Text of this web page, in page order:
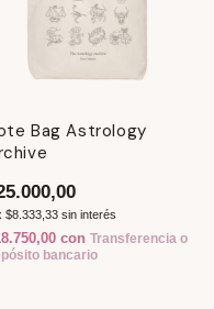
Bag Astrology
$8.333,33 sin interés
con Transferencia o
bancario